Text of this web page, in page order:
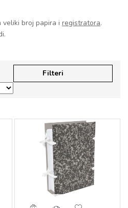
veliki broj papira i registratora.
Filteri